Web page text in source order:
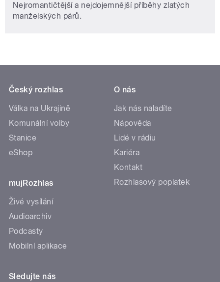
Nejromantičtější a nejdojemnější příběhy zlatých
manželských párů.
Český rozhlas
Válka na Ukrajině
Komunální volby
Stanice
eShop
mujRozhlas
Živé vysílání
Audioarchiv
Podcasty
Mobilní aplikace
O nás
Jak nás naladíte
Nápověda
Lidé v rádiu
Kariéra
Kontakt
Rozhlasový poplatek
Sledujte nás